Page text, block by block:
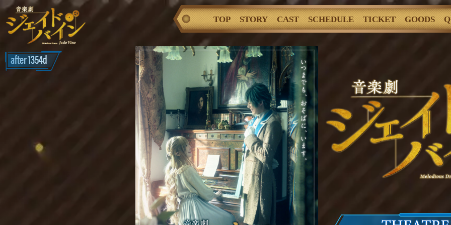
after 1354d
TOP STORY CASTSCHEDULE TICKET GOODS